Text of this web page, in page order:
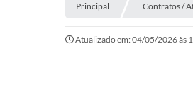
Principal Contratos /
Atualizado em: 04/05/2026 às